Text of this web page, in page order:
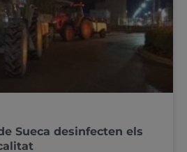
Sueca desinfecten els